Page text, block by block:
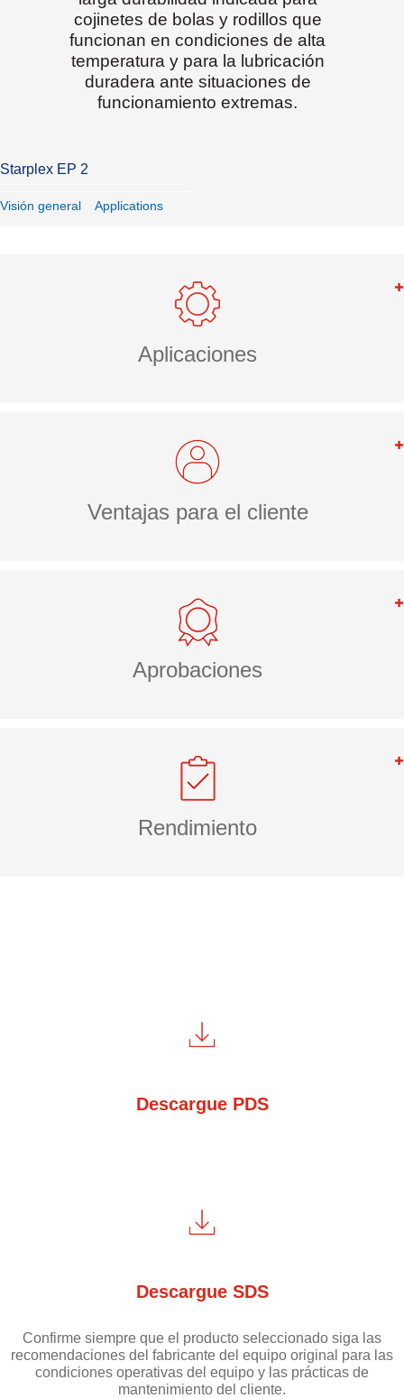
cojinetes de bolas y rodillos que
funcionan en condiciones de alta
temperatura y para la lubricación
duradera ante situaciones de
funcionamiento extremas.
Starplex EP 2
Visión general Applications
Aplicaciones
Ventajas para el cliente
Aprobaciones
Rendimiento
Descargue PDS
Descargue SDS
Confirme siempre que el producto seleccionado siga las
recomendaciones del fabricante del equipo original para las
condiciones operativas del equipo y las prácticas de
mantenimiento del cliente.